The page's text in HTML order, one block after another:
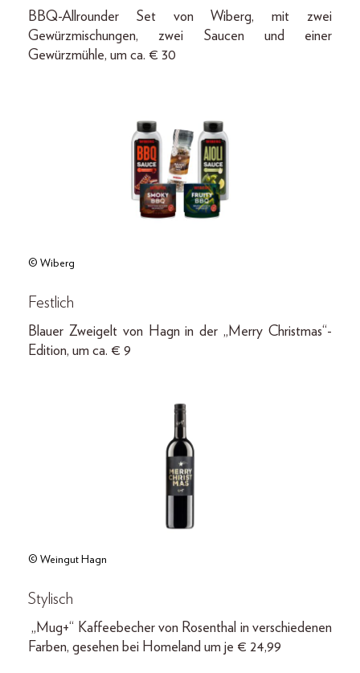
BBQ-Allrounder Set von Wiberg, mit zwei
Gewürzmischungen, zwei Saucen und einer
Gewürzmühle, um ca. € 30
© Wiberg
Festlich
Blauer Zweigelt von Hagn in der „Merry Christmas“-
Edition, um ca. € 9
© Weingut Hagn
Stylisch
„Mug+“ Kaffeebecher von Rosenthal in verschiedenen
Farben, gesehen bei Homeland um je € 24,99